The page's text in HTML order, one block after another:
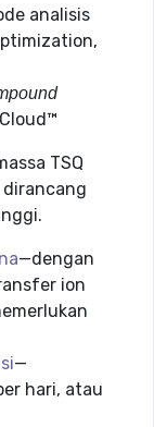
analisis
TSQ
—dengan
ion
—
hari, atau